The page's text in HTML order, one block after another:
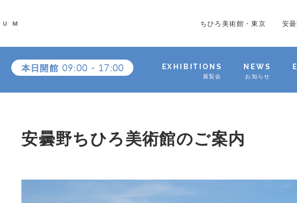
ちひろ美術館・東京 安
本日開館 09:00 - 17:00 EXHIBITIONS
展覧会
NEWS
お知らせ
安曇野ちひろ美術館のご案内